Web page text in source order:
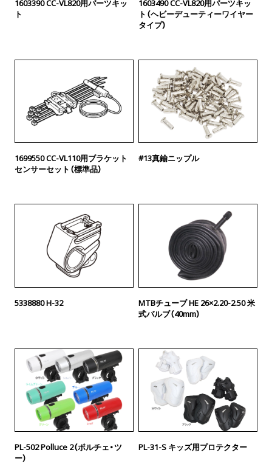
1603390 CC-VL820用パーツキッ
ト
1603490 CC-VL820用パーツキッ
ト（ヘビーデューティーワイヤー
タイプ）
1699550 CC-VL110用ブラケット
センサーセット（標準品）
#13真鍮ニップル
5338880 H-32
MTBチューブ HE 26×2.20-2.50 米
式バルブ（40mm）
PL-502 Polluce 2（ポルチェ・ツ
ー）
PL-31-S キッズ用プロテクター